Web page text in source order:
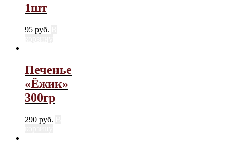
1шт
95 руб.
Печенье
«Ёжик»
300гр
290 руб.